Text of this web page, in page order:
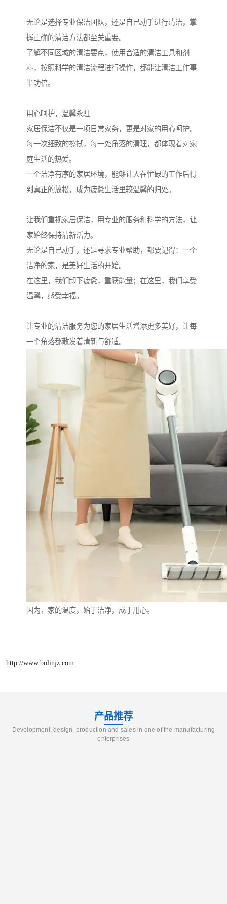
无论是选择专业保洁团队，还是自己动手进行清洁，掌
握正确的清洁方法都至关重要。
了解不同区域的清洁要点，使用合适的清洁工具和剂
料，按照科学的清洁流程进行操作，都能让清洁工作事
半功倍。
用心呵护，温馨永驻
家居保洁不仅是一项日常家务，更是对家的用心呵护。
每一次细致的擦拭，每一处角落的清理，都体现着对家
庭生活的热爱。
一个洁净有序的家居环境，能够让人在忙碌的工作后得
到真正的放松，成为疲惫生活里较温馨的归处。
让我们重视家居保洁，用专业的服务和科学的方法，让
家始终保持清新活力。
无论是自己动手，还是寻求专业帮助，都要记得：一个
洁净的家，是美好生活的开始。
在这里，我们卸下疲惫，重获能量；在这里，我们享受
温馨，感受幸福。
让专业的清洁服务为您的家居生活增添更多美好，让每
一个角落都散发着清新与舒适。
因为，家的温度，始于洁净，成于用心。
http://www.bolinjz.com
产品推荐
Development, design, production and sales in one of the manufacturing
enterprises